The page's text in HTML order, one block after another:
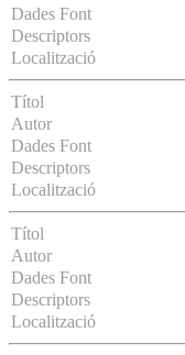
Dades Font
Descriptors
Localització
Títol
Autor
Dades Font
Descriptors
Localització
Títol
Autor
Dades Font
Descriptors
Localització